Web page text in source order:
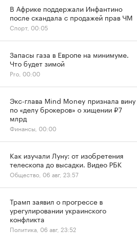
В Африке поддержали Инфантино
после скандала с продажей прав ЧМ
Спорт, 00:05
Запасы газа в Европе на минимуме.
Что будет зимой
Pro, 00:00
Экс-глава Mind Money признала вину
по «делу брокеров» о хищении ₽7
млрд
Финансы, 00:00
Как изучали Луну: от изобретения
телескопа до высадки. Видео РБК
Общество, 06 авг, 23:57
Трамп заявил о прогрессе в
урегулировании украинского
конфликта
Политика, 06 авг, 23:52